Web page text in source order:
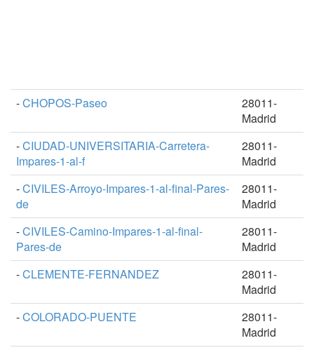
-CHOPOS-Paseo
28011-
Madrid
-CIUDAD-UNIVERSITARIA-Carretera-
Impares-1-al-f
28011-
Madrid
-CIVILES-Arroyo-Impares-1-al-final-Pares-
de
28011-
Madrid
-CIVILES-Camino-Impares-1-al-final-
Pares-de
28011-
Madrid
-CLEMENTE-FERNANDEZ
28011-
Madrid
-COLORADO-PUENTE
28011-
Madrid